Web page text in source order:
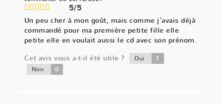
5/5
Un peu cher à mon goût, mais comme j'avais déjà
commandé pour ma première petite fille elle
petite elle en voulait aussi le cd avec son prénom.
Cet avis vous a-t-il été utile ?
Oui 1
Non 0